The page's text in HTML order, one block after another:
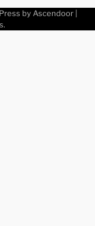
by Ascendoor|
.